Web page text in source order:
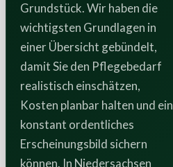
Grundstück. Wir haben die
wichtigsten Grundlagen in
einer Übersicht gebündelt,
damit Sie den Pflegebedarf
realistisch einschätzen,
Kosten planbar halten und ein
konstant ordentliches
Erscheinungsbild sichern
können. In Niedersachsen